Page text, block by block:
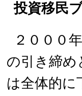
投資移民
２０００
の引き締め
は全体的に